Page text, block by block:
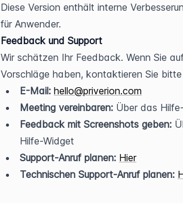
Diese Version enthält interne
für Anwender.
Feedback und Support
Wir schätzen Ihr Feedback. Wenn Sie
Vorschläge haben, kontaktieren Sie
E-Mail: hello@priverion.com
Meeting vereinbaren: Über das
Feedback mit Screenshots geben:
Hilfe-Widget
Support-Anruf planen: Hier
Technischen Support-Anruf planen: